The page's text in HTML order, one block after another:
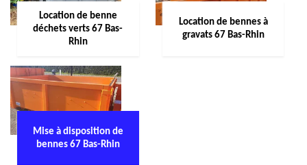
Location de benne
déchets verts 67 Bas-
Rhin
Location de bennes à
gravats 67 Bas-Rhin
Mise à disposition de
bennes 67 Bas-Rhin